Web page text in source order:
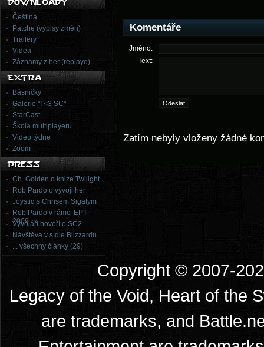
Čeština
Patche (výpisy změn)
Trailery
Videa
Záznamy z her (replaye)
Básničky
Galerie "I <3 SC"
StarCast
Škola multiplayeru
Video týdne
Zoom
Ch. Golden o knize Twilight
Rob Pardo o vývoji her
Joystiq s Chrisem Sigatym
Rob Pardo v rámci EPT
2009
Vývojáři hovoří o SC2
Návštěva v sídle Blizzardu
... všechny články (29)
Komentáře
Jméno:
Text:
Zatím nebyly vloženy žádné
Copyright © 2007-
Legacy of the Void, Heart of the
are trademarks, and